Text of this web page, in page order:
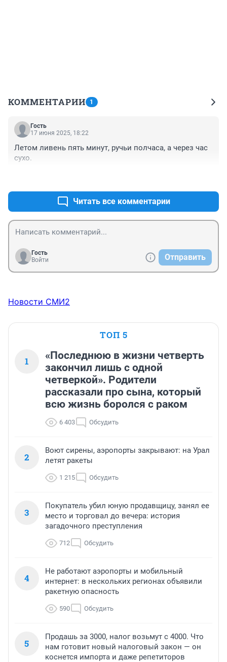
КОММЕНТАРИИ 1
Гость
17 июня 2025, 18:22
Летом ливень пять минут, ручьи полчаса, а через час
сухо.
Читать все комментарии
Гость
Войти
Отправить
Новости СМИ2
ТОП 5
1
«Последнюю в жизни четверть
закончил лишь с одной
четверкой». Родители
рассказали про сына, который
всю жизнь боролся с раком
6 403 Обсудить
2
Воют сирены, аэропорты закрывают: на Урал
летят ракеты
1 215 Обсудить
3
Покупатель убил юную продавщицу, занял ее
место и торговал до вечера: история
загадочного преступления
712 Обсудить
4
Не работают аэропорты и мобильный
интернет: в нескольких регионах объявили
ракетную опасность
590 Обсудить
5
Продашь за 3000, налог возьмут с 4000. Что
нам готовит новый налоговый закон — он
коснется импорта и даже репетиторов